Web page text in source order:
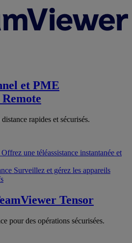
et PME
rapides et sécurisés.
Offrez une téléassistance instantanée et
Surveillez et gérez les appareils
Tensor
pour des opérations sécurisées.